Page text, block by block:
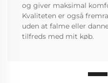
og giver maksimal
Kvaliteten er også
uden at falme eller
tilfreds med mit køb.